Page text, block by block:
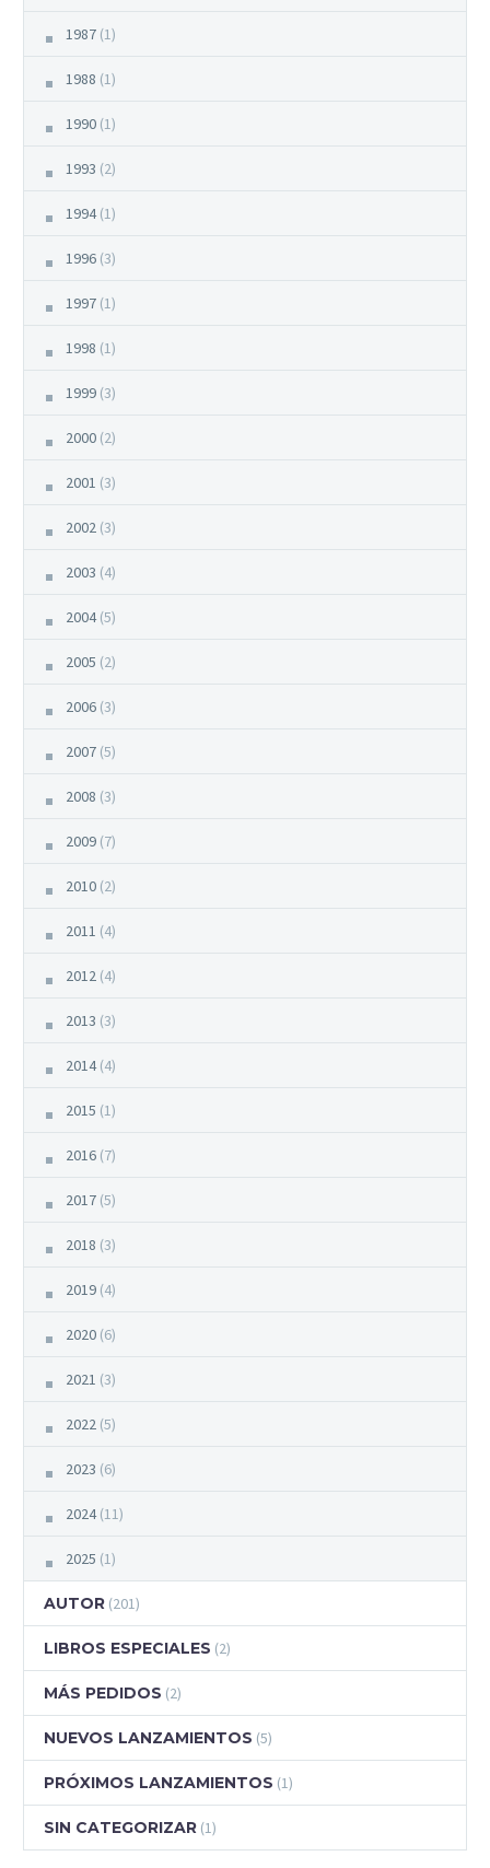
1987 (1)
1988 (1)
1990 (1)
1993 (2)
1994 (1)
1996 (3)
1997 (1)
1998 (1)
1999 (3)
2000 (2)
2001 (3)
2002 (3)
2003 (4)
2004 (5)
2005 (2)
2006 (3)
2007 (5)
2008 (3)
2009 (7)
2010 (2)
2011 (4)
2012 (4)
2013 (3)
2014 (4)
2015 (1)
2016 (7)
2017 (5)
2018 (3)
2019 (4)
2020 (6)
2021 (3)
2022 (5)
2023 (6)
2024 (11)
2025 (1)
AUTOR (201)
LIBROS ESPECIALES (2)
MÁS PEDIDOS (2)
NUEVOS LANZAMIENTOS (5)
PRÓXIMOS LANZAMIENTOS (1)
SIN CATEGORIZAR (1)